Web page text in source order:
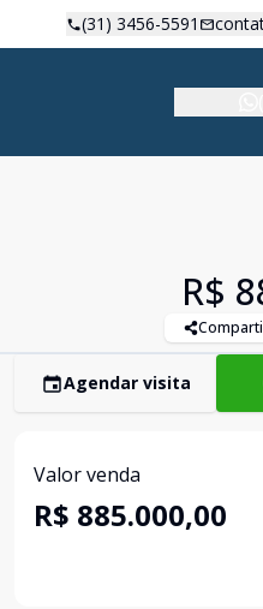
(31) 3456-5591
R$
Agendar visita
Valor venda
R$ 885.000,00